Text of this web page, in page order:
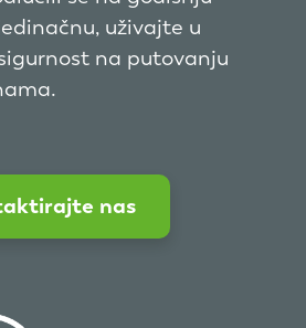
uživajte u
na putovanju
nas